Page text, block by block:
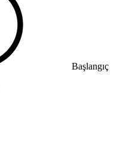
Başlangıç